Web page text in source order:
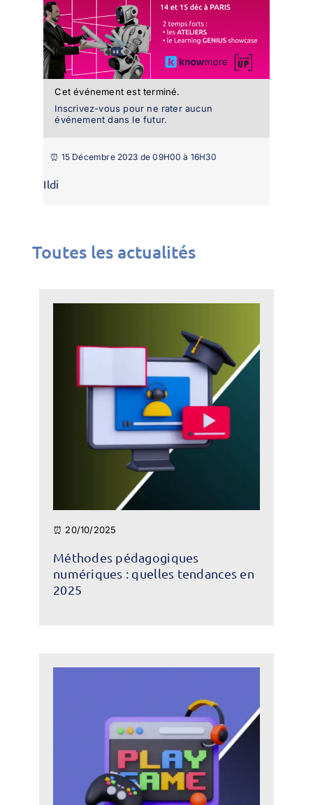
Cet événement est terminé.
Inscrivez-vous pour ne rater aucun
événement dans le futur.
⏰ 15 Décembre 2023 de 09H00 à 16H30
Ildi
Toutes les actualités
⏰ 20/10/2025
Méthodes pédagogiques
numériques : quelles tendances en
2025